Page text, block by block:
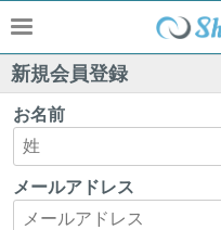
新規会員登録
お名前
メールアドレス